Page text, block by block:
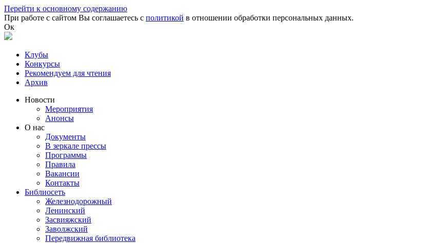
Перейти к основному содержанию
При работе с сайтом Вы соглашаетесь с политикой в отношении обработки персональных данных.
Ок
Клубы
Конкурсы
Рекомендуем для чтения
Архив
Новости
Мероприятия
Анонсы
О нас
Документы
В зеркале прессы
Программы
Правила
Вакансии
Контакты
Библиосеть
Железнодорожный
Ленинский
Засвияжский
Заволжский
Передвижная библиотека